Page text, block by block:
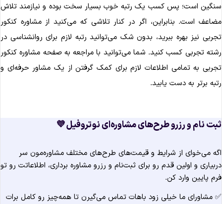
است؛ پس کسب یک رتبه خوب بسیار سخت بوده و نیازمند تلاش
است. بنابراین، اگر در کنار تلاشی که می‌کنید از مشاوره کنکور
نیز بهره ببرید، بدون شک می‌توانید رتبه لازم برای روانشناسی در
تجربی کسب کنید. شما می‌توانید با مراجعه به صفحه مشاوره کنکور
به تمامی اطلاعات لازم برای کمک گرفتن از یک مشاور حرفه‌ای و
برتر به دست یابید.
نام و رزرو طرح‌های مشاوره‌ای نوتروفیل 💜
می‌خوای از شرایط و قیمت‌های طرح‌های مختلف مشاوره‌مون سر
و اولین قدم رو برای ثبت‌نام و رزرو مشاوره برداری، اطلاعاتت رو تو
پایین وارد کن.
مشاورای ما خیلی زود باهات تماس می‌گیرن تا همه‌چیز رو کامل برات